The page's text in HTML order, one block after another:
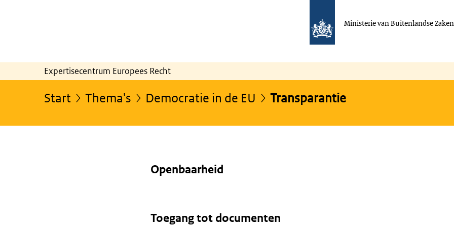
Ministerie van Buitenlandse Zaken
Expertisecentrum Europees Recht
Start Thema's Democratie in de EU Transparantie
Openbaarheid
Toegang tot documenten